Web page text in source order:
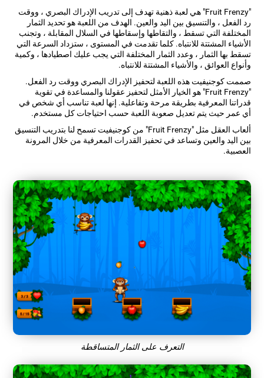
"Fruit Frenzy" هي لعبة ذهنية تهدف إلى تدريب الإدراك البصري ، ووقت
رد الفعل ، والتنسيق بين اليد والعين. الهدف من اللعبة هو تحديد الثمار
المختلفة التي تسقط ، والتقاطها وإسقاطها في السلال المقابلة ، وتجنب
الأشياء المشتتة للانتباه. كلما تقدمت في المستوى ، ستزداد السرعة التي
تسقط بها الثمار ، وعدد الثمار المختلفة التي يجب عليك اصطيادها ، وكمية
وأنواع العوائق ، والأشياء المشتتة للانتباه.
صممت كوجنيفيت هذه اللعبة لتحفيز الإدراك البصري ووقت رد الفعل.
"Fruit Frenzy" هو الخيار الأمثل لتحفيز عقولنا والمساعدة في تقوية
قدراتنا المعرفية بطريقة مرحة وتفاعلية. إنها لعبة تناسب أي شخص في
أي عمر حيث يتم تعديل صعوبة اللعبة حسب احتياجات كل مستخدم.
ألعاب العقل مثل "Fruit Frenzy" من كوجنيفيت تسمح لنا بتدريب التنسيق
بين اليد والعين وتساعد في تحفيز القدرات المعرفية من خلال المرونة
العصبية.
التعرف على الثمار المتساقطة